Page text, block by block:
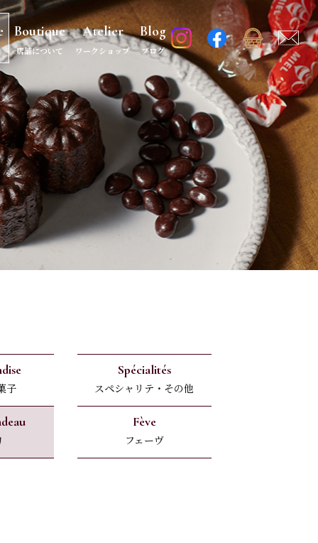
Boutique
店舗について
Atelier
ワークショップ
Blog
ブログ
子
Spécialités
スペシャリテ・その他
Fève
フェーヴ